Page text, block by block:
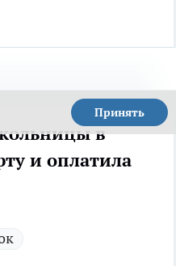
Принять
в
и оплатила